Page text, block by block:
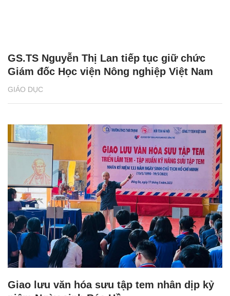
GIÁO DỤC
GS.TS Nguyễn Thị Lan tiếp tục giữ chức
Giám đốc Học viện Nông nghiệp Việt Nam
Giao lưu văn hóa sưu tập tem nhân dịp kỷ